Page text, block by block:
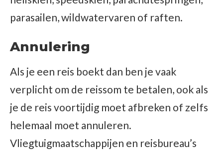
parasailen, wildwatervaren of raften.
Annulering
Als je een reis boekt dan ben je vaak
verplicht om de reissom te betalen, ook als
je de reis voortijdig moet afbreken of zelfs
helemaal moet annuleren.
Vliegtuigmaatschappijen en reisbureau’s